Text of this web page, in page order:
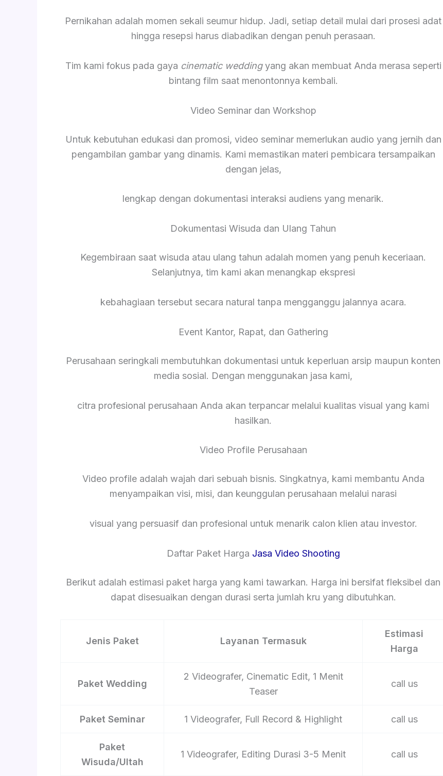
Pernikahan adalah momen sekali seumur hidup. Jadi, setiap detail mulai dari prosesi adat
hingga resepsi harus diabadikan dengan penuh perasaan.
Tim kami fokus pada gaya cinematic weddingyang akan membuat Anda merasa seperti
bintang film saat menontonnya kembali.
Video Seminar dan Workshop
Untuk kebutuhan edukasi dan promosi, video seminar memerlukan audio yang jernih dan
pengambilan gambar yang dinamis. Kami memastikan materi pembicara tersampaikan
dengan jelas,
lengkap dengan dokumentasi interaksi audiens yang menarik.
Dokumentasi Wisuda dan Ulang Tahun
Kegembiraan saat wisuda atau ulang tahun adalah momen yang penuh keceriaan.
Selanjutnya, tim kami akan menangkap ekspresi
kebahagiaan tersebut secara natural tanpa mengganggu jalannya acara.
Event Kantor, Rapat, dan Gathering
Perusahaan seringkali membutuhkan dokumentasi untuk keperluan arsip maupun konten
media sosial. Dengan menggunakan jasa kami,
citra profesional perusahaan Anda akan terpancar melalui kualitas visual yang kami
hasilkan.
Video Profile Perusahaan
Video profile adalah wajah dari sebuah bisnis. Singkatnya, kami membantu Anda
menyampaikan visi, misi, dan keunggulan perusahaan melalui narasi
visual yang persuasif dan profesional untuk menarik calon klien atau investor.
Daftar Paket Harga Jasa Video Shooting
Berikut adalah estimasi paket harga yang kami tawarkan. Harga ini bersifat fleksibel dan
dapat disesuaikan dengan durasi serta jumlah kru yang dibutuhkan.
Jenis Paket Layanan Termasuk
Estimasi
Harga
Paket Wedding
2 Videografer, Cinematic Edit, 1 Menit
Teaser
call us
Paket Seminar 1 Videografer, Full Record & Highlight call us
Paket
Wisuda/Ultah
1 Videografer, Editing Durasi 3-5 Menit call us